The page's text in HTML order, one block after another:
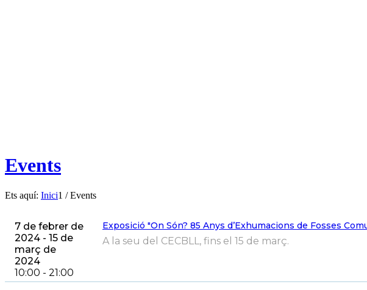
Events
Ets aquí: Inici1 / Events
Exposició "On Són? 85 Anys d’Exhumacions de Fosses
7 de febrer de
2024 - 15 de
març de
2024
10:00 - 21:00
A la seu del CECBLL, fins el 15 de març.